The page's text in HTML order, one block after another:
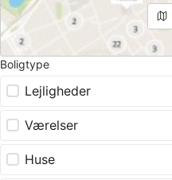
Boligtype
Lejligheder
Værelser
Huse